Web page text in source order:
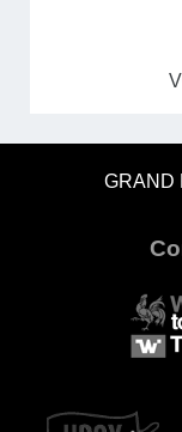
GRAND